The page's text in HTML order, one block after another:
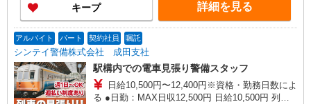
5回目の給与支給時に5万円支給
キープ 詳細を見る
アルバイト パート 契約社員 嘱託
シンテイ警備株式会社 成田支社
駅構内での電車見張り警備スタッフ
日給10,500円〜12,400円※資格・勤務日数によ
る ●日勤：MAX日収12,500円 日給10,500円 列車